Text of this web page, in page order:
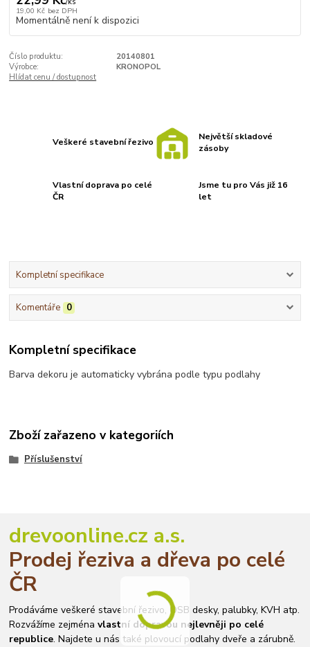
19,00 Kč bez DPH
Momentálně není k dispozici
Číslo produktu:
20140801
Výrobce:
KRONOPOL
Hlídat cenu / dostupnost
Veškeré stavební řezivo
Největší skladové
zásoby
Vlastní doprava po celé
ČR
Jsme tu pro Vás již 16
let
Kompletní specifikace
Komentáře 0
Kompletní specifikace
Barva dekoru je automaticky vybrána podle typu podlahy
Zboží zařazeno v kategoriích
Příslušenství
drevoonline.cz a.s.
Prodej řeziva a dřeva po celé
ČR
Prodáváme veškeré stavební řezivo, OSB desky, palubky, KVH atp.
Rozvážíme zejménavlastní dopravou nejlevněji po celé
republice. Najdete u nás také plovoucí podlahy dveře a zárubně.